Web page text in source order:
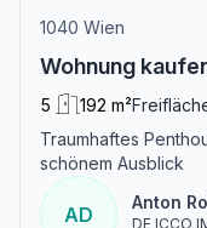
1040 Wien
Wohnung
5 192 m²
Traumhaftes
schönem Ausblick
AD
Anton
DE ICCO